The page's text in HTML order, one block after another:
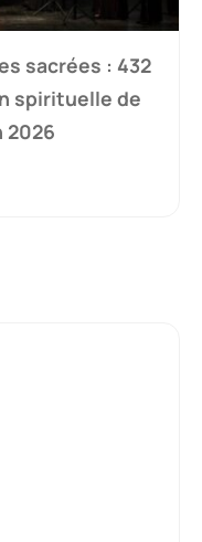
sacrées : 432
spirituelle de
2026